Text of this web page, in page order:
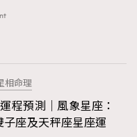
Disclaimer
editions: France | Greece
| Spain
相命理
程預測｜風象星座：
子座及天秤座星座運